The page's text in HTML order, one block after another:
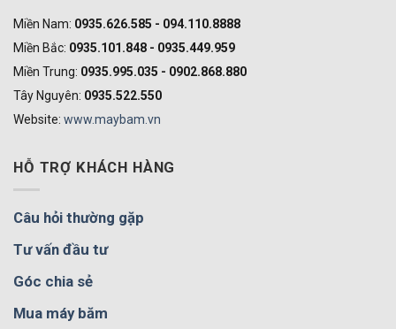
Miền Nam: 0935.626.585 - 094.110.8888
Miền Bắc: 0935.101.848 - 0935.449.959
Miền Trung: 0935.995.035 - 0902.868.880
Tây Nguyên: 0935.522.550
Website: www.maybam.vn
HỖ TRỢ KHÁCH HÀNG
Câu hỏi thường gặp
Tư vấn đầu tư
Góc chia sẻ
Mua máy băm